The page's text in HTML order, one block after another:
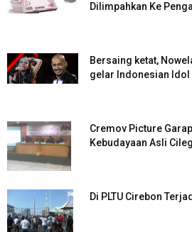
Dilimpahkan Ke
Bersaing ketat,
gelar Indonesian Idol
Cremov Picture
Kebudayaan Asli
Di PLTU Cirebon